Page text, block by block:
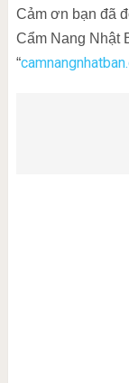
Cảm ơn bạn đã
Cẩm Nang Nhật
“